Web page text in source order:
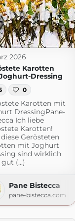
2026
Karotten
Dressing
0
Karotten mit
DressingPane-
Ich liebe
Karotten!
Gerösteten
mit Joghurt
sind wirklich
(...)
Pane Bistecca
pane-bistecca.com